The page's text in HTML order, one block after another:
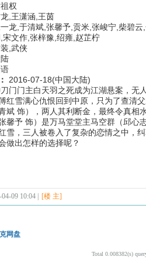
权
,王潇涵,王茵
龙,于清斌,张馨予,贡米,张峻宁,柴碧
宋文作,张梓豫,绍雍,赵芷柠
,武侠
2016-07-18(中国大陆)
门门主白天羽之死成为江湖悬案，无
红雪满心仇恨回到中原，只为了查清
斌 饰），两人其利断金，最终令真相
馨予 饰）是万马堂堂主马空群（邱心
雪，三人被卷入了复杂的恋情之中，
做出怎样的选择呢？
09 10:04 | [楼 主]
网盘
Total 0.008382(s)